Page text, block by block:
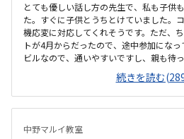
とても優しい話し方の先生で、私も子供
た。すぐに子供とうちとけていました。
機応変に対応してくれそうです。ただ、
トが4月からだったので、途中参加にな
ビルなので、通いやすいですし、親も待
さそうです。少し狭いですが、清潔感が
なさん集中してもくもくと学んでいまし
も体験に行きましたが、他よりもお安か
先生が優しそうで、安心して子供を預け
続きを読む
中野マルイ教室